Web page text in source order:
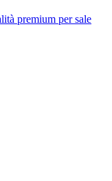
premium per sale